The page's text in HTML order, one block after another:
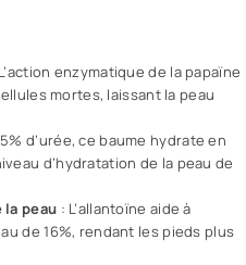
enzymatique de la papaïne
mortes, laissant la peau
d’urée, ce baume hydrate en
d’hydratation de la peau de
la peau : L’allantoïne aide à
de 16%, rendant les pieds plus